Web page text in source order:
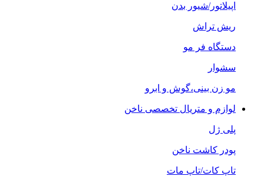
اپیلاتور/شیور بدن
ریش تراش
دستگاه فر مو
سشوار
مو زن بینی،گوش و ابرو
لوازم و متریال تخصصی ناخن
پلی ژل
پودر کاشت ناخن
تاپ کات/تاپ مات